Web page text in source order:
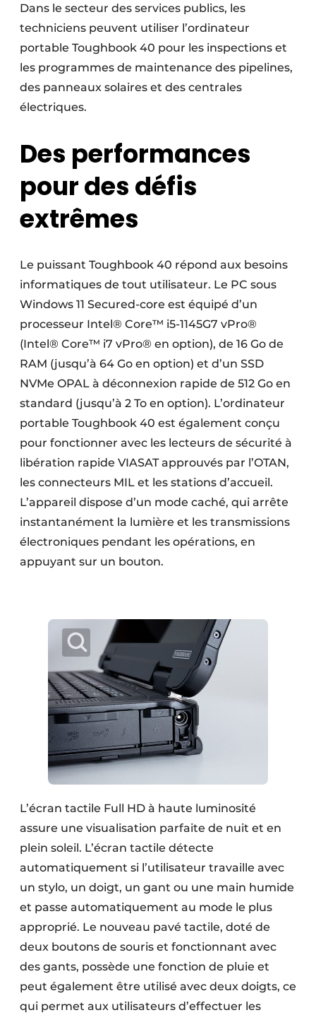
Dans le secteur des services publics, les
techniciens peuvent utiliser l’ordinateur
portable Toughbook 40 pour les inspections et
les programmes de maintenance des pipelines,
des panneaux solaires et des centrales
électriques.
Des performances
pour des défis
extrêmes
Le puissant Toughbook 40 répond aux besoins
informatiques de tout utilisateur. Le PC sous
Windows 11 Secured-core est équipé d’un
processeur Intel® Core™ i5-1145G7 vPro®
(Intel® Core™ i7 vPro® en option), de 16 Go de
RAM (jusqu’à 64 Go en option) et d’un SSD
NVMe OPAL à déconnexion rapide de 512 Go en
standard (jusqu’à 2 To en option). L’ordinateur
portable Toughbook 40 est également conçu
pour fonctionner avec les lecteurs de sécurité à
libération rapide VIASAT approuvés par l’OTAN,
les connecteurs MIL et les stations d’accueil.
L’appareil dispose d’un mode caché, qui arrête
instantanément la lumière et les transmissions
électroniques pendant les opérations, en
appuyant sur un bouton.
L’écran tactile Full HD à haute luminosité
assure une visualisation parfaite de nuit et en
plein soleil. L’écran tactile détecte
automatiquement si l’utilisateur travaille avec
un stylo, un doigt, un gant ou une main humide
et passe automatiquement au mode le plus
approprié. Le nouveau pavé tactile, doté de
deux boutons de souris et fonctionnant avec
des gants, possède une fonction de pluie et
peut également être utilisé avec deux doigts, ce
qui permet aux utilisateurs d’effectuer les